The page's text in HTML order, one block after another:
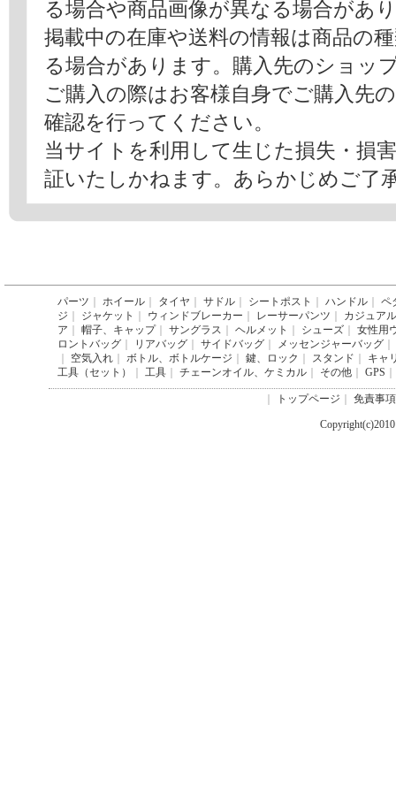
る場合や商品画像が異なる場合があ
掲載中の在庫や送料の情報は商品の
る場合があります。購入先のショッ
ご購入の際はお客様自身でご購入先
確認を行ってください。
当サイトを利用して生じた損失・損
証いたしかねます。あらかじめご了
パーツ ホイール タイヤ サドル シートポスト ハンドル
ペ
ジ
ジャケット ウィンドブレーカー レーサーパンツ
カジュア
ア
帽子、キャップ｜ サングラス ヘルメット シューズ
女性用
ロントバッグ
リアバッグ サイドバッグ メッセンジャーバッグ
空気入れ ボトル、ボトルケージ 鍵、ロック スタンド
キャ
工具（セット）
工具 チェーンオイル、ケミカル その他 GPS
トップページ 免責事項